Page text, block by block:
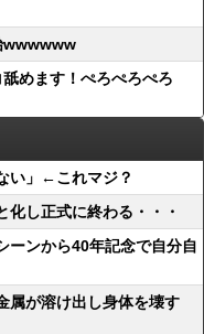
wwwwww
めます！ぺろぺろぺろ
い」←これマジ？
化し正式に終わる・・・
ーンから40年記念で自分自
属が溶け出し身体を壊す